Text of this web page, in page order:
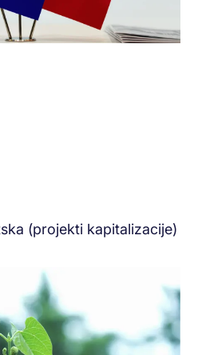
(projekti kapitalizacije)